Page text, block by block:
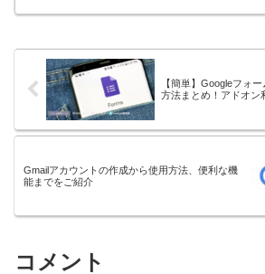
ば、簡単にGmail
【簡単】Googleフォ
方法まとめ！アドオン
Gmailアカウントの作成から使用方法、便利な機
能までをご紹介
コメント